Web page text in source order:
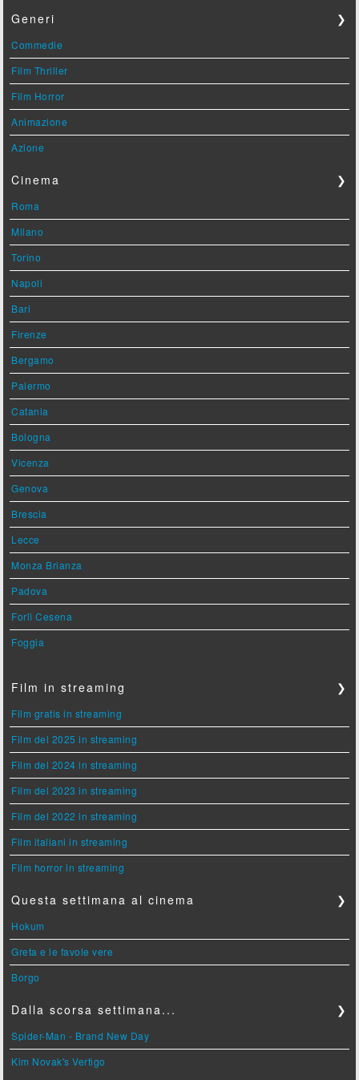
Generi ❯
Commedie
Film Thriller
Film Horror
Animazione
Azione
Cinema ❯
Roma
Milano
Torino
Napoli
Bari
Firenze
Bergamo
Palermo
Catania
Bologna
Vicenza
Genova
Brescia
Lecce
Monza Brianza
Padova
Forlì Cesena
Foggia
Film in streaming ❯
Film gratis in streaming
Film del 2025 in streaming
Film del 2024 in streaming
Film del 2023 in streaming
Film del 2022 in streaming
Film italiani in streaming
Film horror in streaming
Questa settimana al cinema ❯
Hokum
Greta e le favole vere
Borgo
Dalla scorsa settimana... ❯
Spider-Man - Brand New Day
Kim Novak's Vertigo